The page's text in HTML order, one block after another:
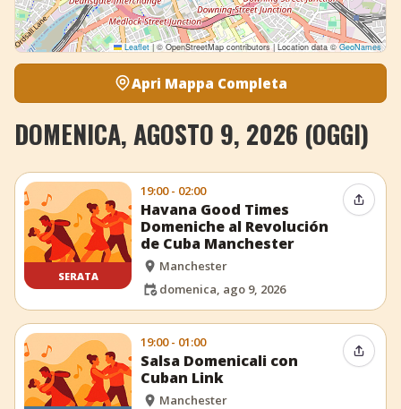
Leaflet | © OpenStreetMap contributors | Location data ©GeoNames
Apri Mappa Completa
DOMENICA, AGOSTO 9, 2026 (OGGI)
SERATA
19:00 - 02:00
Havana Good Times
Domeniche al Revolución
de Cuba Manchester
Manchester
domenica, ago 9, 2026
19:00 - 01:00
Salsa Domenicali con
Cuban Link
Manchester